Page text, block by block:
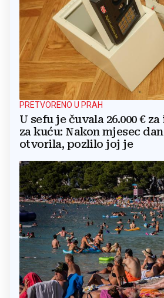
PRETVORENO U PRAH
U sefu je čuvala 26.000 €
za kuću: Nakon mjesec
otvorila, pozlilo joj je